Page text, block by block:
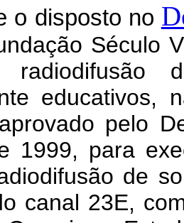
o disposto no
Século
educativos,
pelo
1999, para
de
canal 23E,